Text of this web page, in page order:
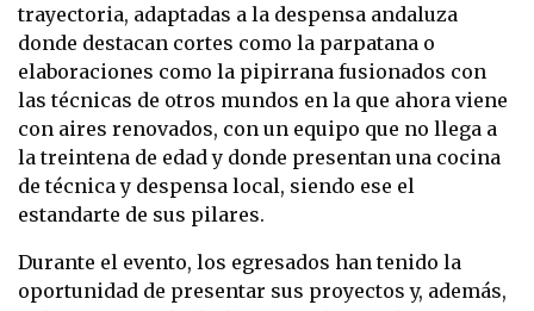
trayectoria, adaptadas a la despensa andaluza
donde destacan cortes como la parpatana o
elaboraciones como la pipirrana fusionados con
las técnicas de otros mundos en la que ahora viene
con aires renovados, con un equipo que no llega a
la treintena de edad y donde presentan una cocina
de técnica y despensa local, siendo ese el
estandarte de sus pilares.
Durante el evento, los egresados han tenido la
oportunidad de presentar sus proyectos y, además,